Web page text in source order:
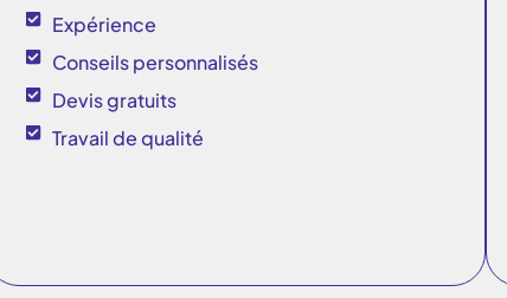
Expérience
Conseils personnalisés
Devis gratuits
Travail de qualité